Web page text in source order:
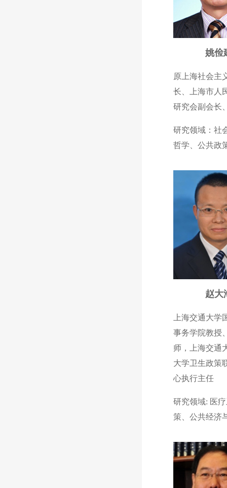
姚俭
原上海社会主
长、上海市人
研究会副会长
研究领域：社
哲学、公共政
赵大
上海交通大学
事务学院教授
师，上海交通
大学卫生政策
心执行主任
研究领域: 医
策、公共经济